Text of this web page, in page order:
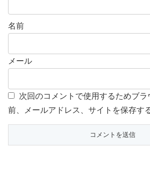
名前
メール
次回のコメントで使用するためブラ
前、メールアドレス、サイトを保存する